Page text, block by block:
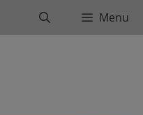
BuscarMenu